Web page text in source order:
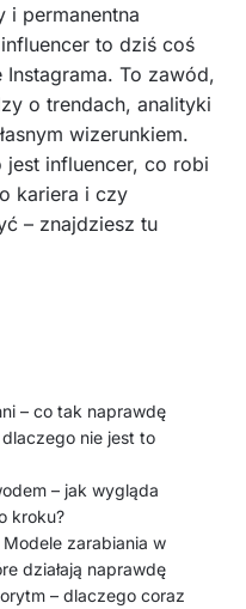
i permanentna
to dziś coś
To zawód,
o trendach, analityki
wizerunkiem.
influencer, co robi
kariera i czy
– znajdziesz tu
– co tak naprawdę
nie jest to
– jak wygląda
kroku?
zarabiania w
działają naprawdę
– dlaczego coraz